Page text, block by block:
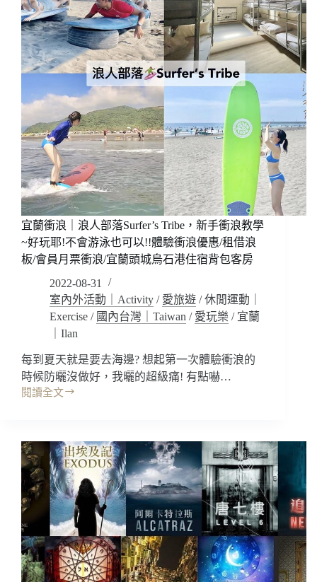
基
隆
伴
手
禮/DIY
料
理/
綠
竹
園
山
薯
農
場
體
驗/
單
牛
奶
海，
一
定
海
一
次
來
看
牛
奶
海
的
美
~Ezlife
優
惠/
牛
包
船
行
程
宜蘭衝浪｜浪人部落Surfer’s Tribe，新手衝浪教學
~好玩耶!不會游泳也可以!!體驗衝浪優惠/租借浪
板/會員月票衝浪/宜蘭頭城烏石港住宿背包客房
2022-08-31
室內外活動｜Activity / 愛旅遊 /休閒運動｜
Exercise / 國內台灣｜Taiwan / 愛玩樂 / 宜蘭
｜Ilan
每到夏天就是要去海邊? 想起第一次體驗衝浪的
時候防曬沒做好，我曬的超級痛! 有點嚇…
閱讀全文
宜
浪
｜
浪
人
部
Surfer’s
Tribe，
新
手